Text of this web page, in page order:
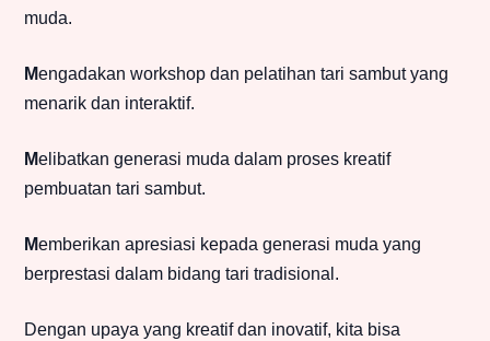
muda.
Mengadakan workshop dan pelatihan tari sambut yang
menarik dan interaktif.
Melibatkan generasi muda dalam proses kreatif
pembuatan tari sambut.
Memberikan apresiasi kepada generasi muda yang
berprestasi dalam bidang tari tradisional.
Dengan upaya yang kreatif dan inovatif, kita bisa